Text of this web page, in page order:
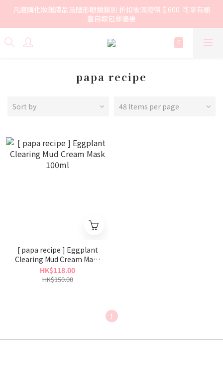
凡選購化妝護膚品及隱形眼鏡類別 折扣後滿港幣＄600  可享有順
豐自取包郵優惠
papa recipe
Sort by 48 Items per page
[ papa recipe ] Eggplant
Clearing Mud Cream Mask
100ml
HK$118.00
HK$150.00
1